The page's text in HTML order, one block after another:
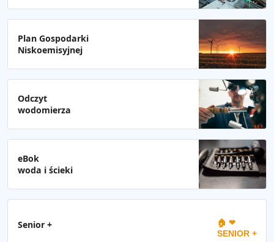
Plan Gospodarki
Niskoemisyjnej
Odczyt
wodomierza
eBok
woda i ścieki
Senior + 🏠 ❤
SENIOR +